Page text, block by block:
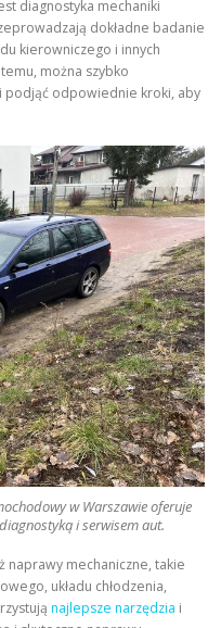
diagnostyka mechaniki
dokładne badanie
kierowniczego i innych
można szybko
podjąć odpowiednie kroki, aby
w Warszawie oferuje
i serwisem aut.
naprawy mechaniczne, takie
układu chłodzenia,
najlepsze narzędzia i